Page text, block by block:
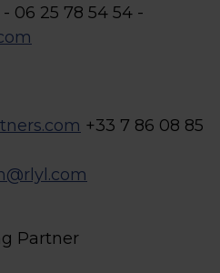
06 25 78 54 54 -
+33 7 86 08 85
Partner